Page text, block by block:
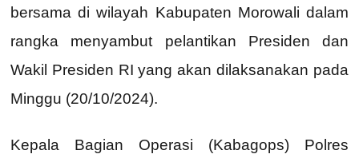
bersama di wilayah Kabupaten Morowali dalam
rangka menyambut pelantikan Presiden dan
Wakil Presiden RI yang akan dilaksanakan pada
Minggu (20/10/2024).
Kepala Bagian Operasi (Kabagops) Polres